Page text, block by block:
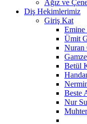
Ağız ve
Diş Hekimlerimiz
Giriş Kat
Ümit
Betül
Beste
Nur